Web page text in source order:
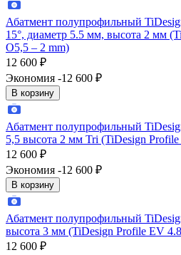
Абатмент полупрофильный
15°, диаметр 5.5 мм, высота 2 мм
O5,5 – 2 mm)
12 600 ₽
Экономия -12 600 ₽
В корзину
Абатмент полупрофильный
5,5 высота 2 мм Tri (TiDesign
12 600 ₽
Экономия -12 600 ₽
В корзину
Абатмент полупрофильный
высота 3 мм (TiDesign Profile EV
12 600 ₽